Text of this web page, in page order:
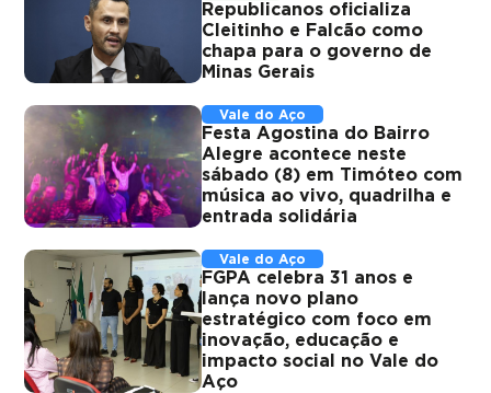
Republicanos oficializa
Cleitinho e Falcão como
chapa para o governo de
Minas Gerais
Vale do Aço
Festa Agostina do Bairro
Alegre acontece neste
sábado (8) em Timóteo com
música ao vivo, quadrilha e
entrada solidária
Vale do Aço
FGPA celebra 31 anos e
lança novo plano
estratégico com foco em
inovação, educação e
impacto social no Vale do
Aço